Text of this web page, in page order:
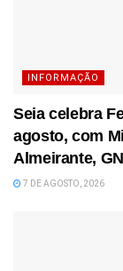
INFORMAÇÃO
Seia celebra
agosto, com
Almeirante,
7 DE AGOSTO, 2026